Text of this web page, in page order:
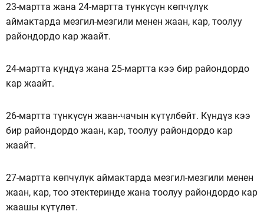
23-мартта жана 24-мартта түнкүсүн көпчүлүк
аймактарда мезгил-мезгили менен жаан, кар, тоолуу
райондордо кар жаайт.
24-мартта күндүз жана 25-мартта кээ бир райондордо
кар жаайт.
26-мартта түнкүсүн жаан-чачын күтүлбөйт. Күндүз кээ
бир райондордо жаан, кар, тоолуу райондордо кар
жаайт.
27-мартта көпчүлүк аймактарда мезгил-мезгили менен
жаан, кар, тоо этектеринде жана тоолуу райондордо кар
жаашы күтүлөт.